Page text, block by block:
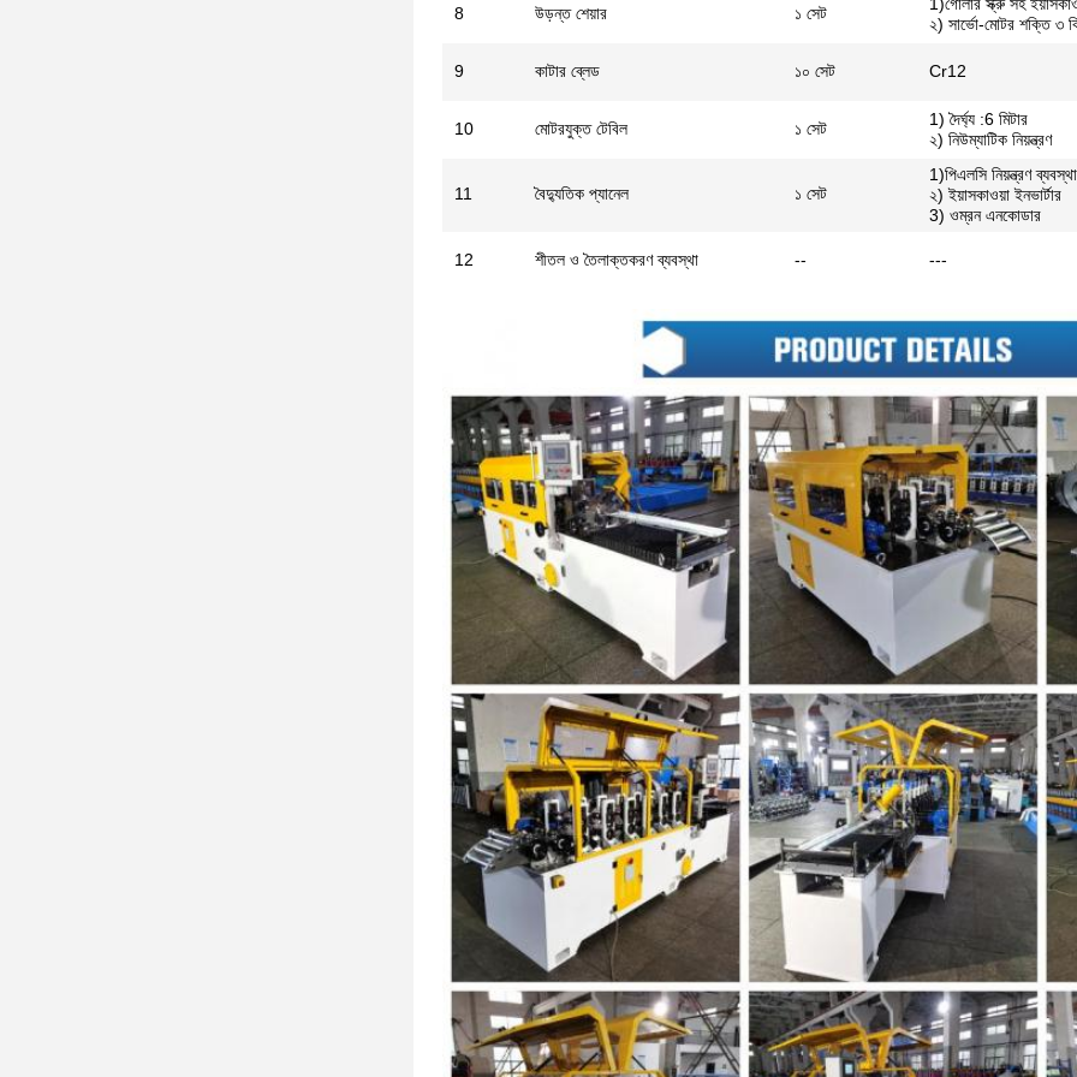
8 উড়ন্ত শেয়ার ১ সেট
২) সার্ভো-মোটর শক্তি ৩
9 কাটার ব্লেড ১০ সেট Cr12
10 মোটরযুক্ত টেবিল ১ সেট
1) দৈর্ঘ্য :6 মিটার
২) নিউম্যাটিক নিয়ন্ত্রণ
11 বৈদ্যুতিক প্যানেল ১ সেট
1)পিএলসি নিয়ন্ত্রণ
২) ইয়াসকাওয়া ইনভার্টার
3) ওম্রন এনকোডার
12 শীতল ও তৈলাক্তকরণ ব্যবস্থা -- ---